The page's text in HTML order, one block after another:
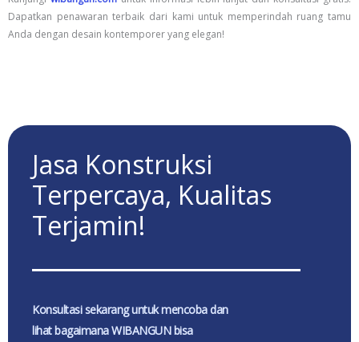
Dapatkan penawaran terbaik dari kami untuk memperindah ruang tamu
Anda dengan desain kontemporer yang elegan!
Jasa Konstruksi
Terpercaya, Kualitas
Terjamin!
Konsultasi sekarang untuk mencoba dan
lihat bagaimana WIBANGUN bisa